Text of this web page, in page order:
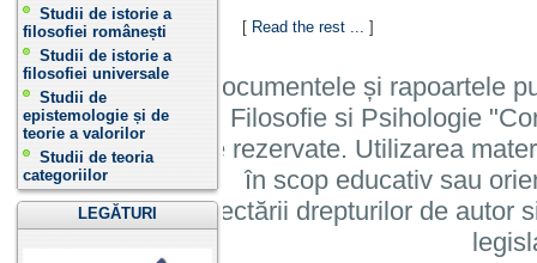
Studii de istorie a
filosofiei românești
Studii de istorie a
filosofiei universale
Studii de
epistemologie și de
teorie a valorilor
Studii de teoria
categoriilor
LEGĂTURI
[ Read the rest ... ]
Informatiile, documentele și rapoartele
Institutului de Filosofie si Psihologie
cu toate drepturile rezervate. Utilizarea
în scop educativ sau
cu condiția respectării drepturilor de autor